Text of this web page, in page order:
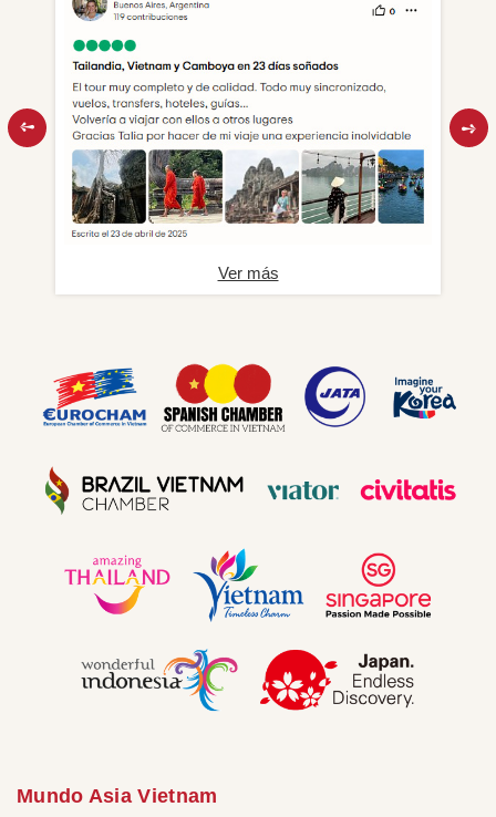
Ver más
Mundo Asia Vietnam